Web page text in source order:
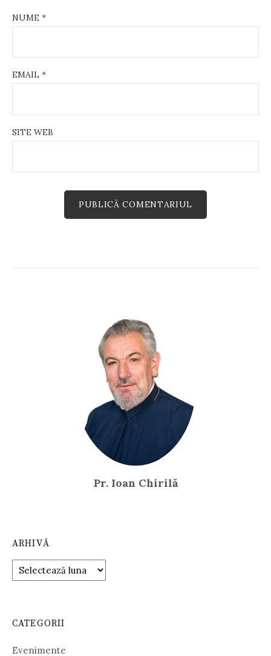
NUME *
EMAIL *
SITE WEB
Pr. Ioan Chirilă
ARHIVĂ
Arhivă
CATEGORII
Evenimente